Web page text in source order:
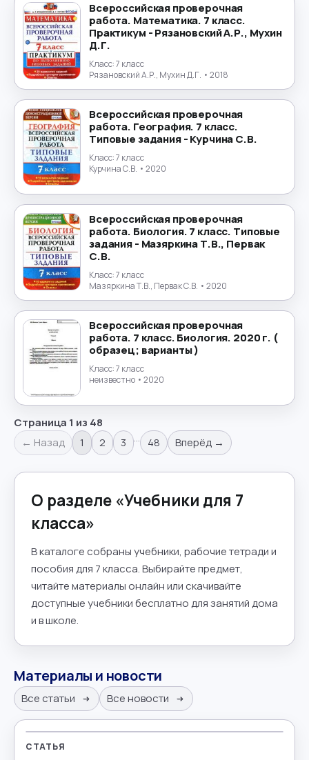
Всероссийская проверочная
работа. Математика. 7 класс.
Практикум - Рязановский А.Р., Мухин
Д.Г.
Класс:7 класс
Рязановский А.Р., Мухин Д.Г. • 2018
Всероссийская проверочная
работа. География. 7 класс.
Типовые задания - Курчина С.В.
Класс:7 класс
Курчина С.В. • 2020
Всероссийская проверочная
работа. Биология. 7 класс. Типовые
задания - Мазяркина Т.В., Первак
С.В.
Класс:7 класс
Мазяркина Т.В., Первак С.В. • 2020
Всероссийская проверочная
работа. 7 класс. Биология. 2020 г. (
образец; варианты )
Класс:7 класс
неизвестно • 2020
Страница 1 из 48
← Назад
1 2 3 … 48 Вперёд →
О разделе «Учебники для 7
класса»
В каталоге собраны учебники, рабочие тетради и
пособия для 7 класса. Выбирайте предмет,
читайте материалы онлайн или скачивайте
доступные учебники бесплатно для занятий дома
и в школе.
Материалы и новости
Все статьи Все новости
СТАТЬЯ